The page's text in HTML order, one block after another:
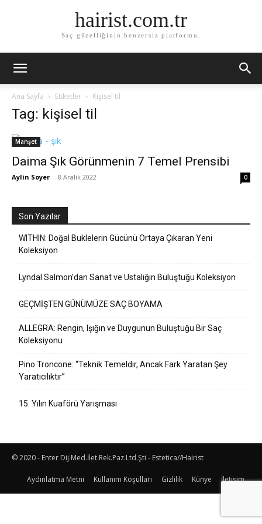
hairist.com.tr
Saç güzelliğinin benzersiz platformu.
Ana Sayfa Etiketler Kişisel til
Tag: kişisel til
Manşet
Daima Şık Görünmenin 7 Temel Prensibi
Aylin Soyer - 8 Aralık 2022 0
Son Yazılar
WITHIN: Doğal Buklelerin Gücünü Ortaya Çıkaran Yeni
Koleksiyon
Lyndal Salmon’dan Sanat ve Ustalığın Buluştuğu Koleksiyon
GEÇMİŞTEN GÜNÜMÜZE SAÇ BOYAMA
ALLEGRA: Rengin, Işığın ve Duygunun Buluştuğu Bir Saç
Koleksiyonu
Pino Troncone: “Teknik Temeldir, Ancak Fark Yaratan Şey
Yaratıcılıktır”
15. Yılın Kuaförü Yarışması
© 2020 - Enter Dij.Med.İlet.Rek.Paz.Ltd.Şti - Estetica//Hairist
Aydınlatma Metni Kullanım Koşulları Gizlilik Künye İletişim